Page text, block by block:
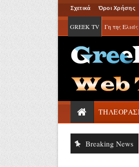
Σχετικά Όροι Χρήσης
GREEK TV Γη της Ελιάς
Breaking News